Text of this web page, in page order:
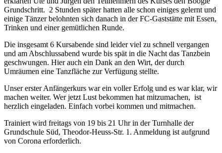
Grundschritt. 2 Stunden später hatten alle schon einiges gelernt und
einige Tänzer belohnten sich danach in der FC-Gaststätte mit Essen,
Trinken und einer gemütlichen Runde.
Die insgesamt 6 Kursabende sind leider viel zu schnell vergangen
und am Abschlussabend wurde bis spät in die Nacht das Tanzbein
geschwungen. Hier auch ein Dank an den Wirt, der durch
Umräumen eine Tanzfläche zur Verfügung stellte.
Unser erster Anfängerkurs war ein voller Erfolg und es war klar, wir
machen weiter. Wer jetzt Lust bekommen hat mitzumachen, ist
herzlich eingeladen. Einfach vorbei kommen und mitmachen.
Trainiert wird freitags von 19 bis 21 Uhr in der Turnhalle der
Grundschule Süd, Theodor-Heuss-Str. 1. Anmeldung ist aufgrund
von Corona erforderlich.